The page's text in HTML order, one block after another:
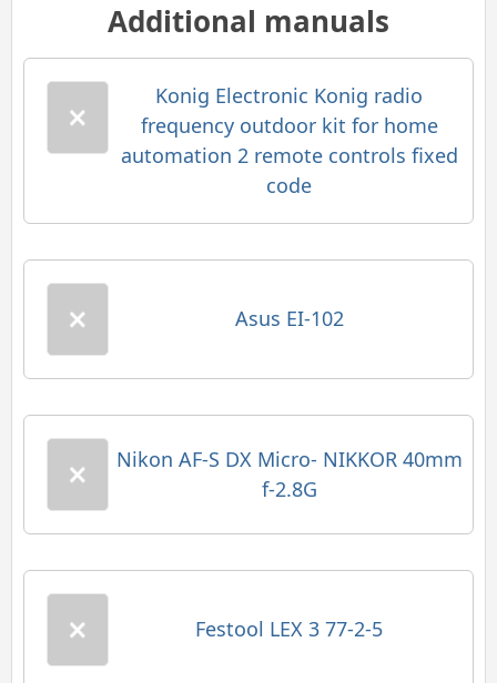
Additional manuals
Konig Electronic Konig radio
frequency outdoor kit for home
automation 2 remote controls fixed
code
Asus EI-102
Nikon AF-S DX Micro- NIKKOR 40mm
f-2.8G
Festool LEX 3 77-2-5